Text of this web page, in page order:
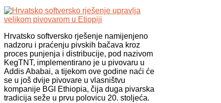
Hrvatsko softversko rješenje namijenjeno
nadzoru i praćenju pivskih bačava kroz
proces punjenja i distribucije, pod nazivom
KegTNT, implementirano je u pivovaru u
Addis Ababai, a tijekom ove godine naći će
se u još dvije pivovare u vlasništvu
kompanije BGI Ethiopia, čija duga pivarska
tradicija seže u prvu polovicu 20. stoljeća.